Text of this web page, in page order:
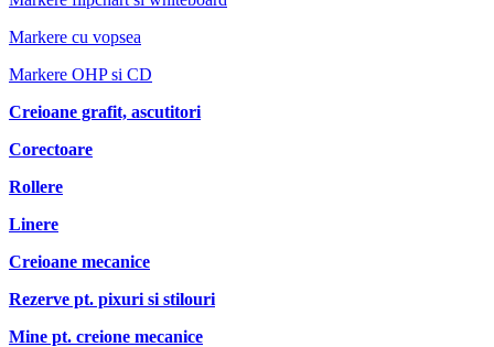
Markere cu vopsea
Markere OHP si CD
Creioane grafit, ascutitori
Corectoare
Rollere
Linere
Creioane mecanice
Rezerve pt. pixuri si stilouri
Mine pt. creione mecanice